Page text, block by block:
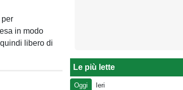
per
in modo
libero di
Le più lette
Oggi Ieri